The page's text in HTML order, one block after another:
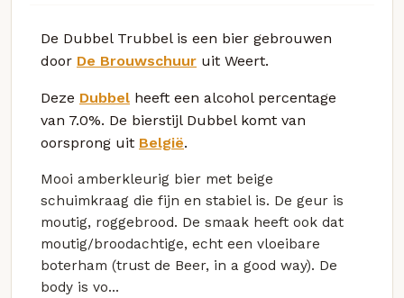
De Dubbel Trubbel is een bier gebrouwen
door De Brouwschuur uit Weert.
Deze Dubbel heeft een alcohol percentage
van 7.0%. De bierstijl Dubbel komt van
oorsprong uit België.
Mooi amberkleurig bier met beige
schuimkraag die fijn en stabiel is. De geur is
moutig, roggebrood. De smaak heeft ook dat
moutig/broodachtige, echt een vloeibare
boterham (trust de Beer, in a good way). De
body is vo...